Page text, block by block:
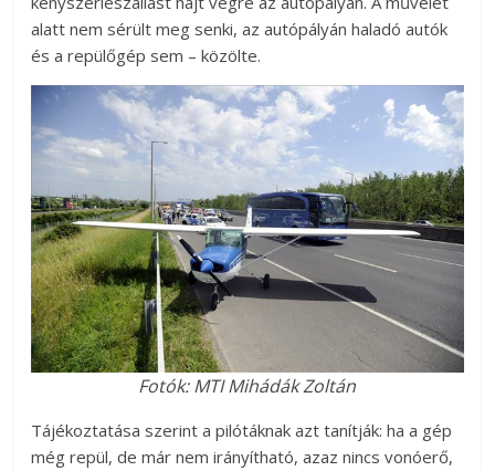
alatt nem sérült meg senki, az autópályán haladó autók
és a repülőgép sem – közölte.
Fotók: MTI Mihádák Zoltán
Tájékoztatása szerint a pilótáknak azt tanítják: ha a gép
még repül, de már nem irányítható, azaz nincs vonóerő,